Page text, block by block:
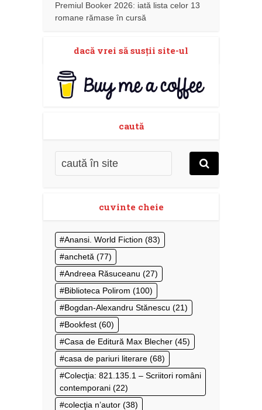
Premiul Booker 2026: iată lista celor 13
romane rămase în cursă
dacă vrei să susţii site-ul
caută
cuvinte cheie
Anansi. World Fiction (83)
anchetă (77)
Andreea Răsuceanu (27)
Biblioteca Polirom (100)
Bogdan-Alexandru Stănescu (21)
Bookfest (60)
Casa de Editură Max Blecher (45)
casa de pariuri literare (68)
Colecţia: 821.135.1 – Scriitori români
contemporani (22)
colecţia n’autor (38)